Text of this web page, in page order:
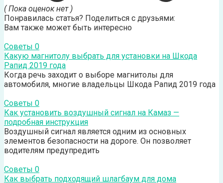
( Пока оценок нет )
Понравилась статья? Поделиться с друзьями:
Вам также может быть интересно
Советы 0
Какую магнитолу выбрать для установки на Шкода
Рапид 2019 года
Когда речь заходит о выборе магнитолы для
автомобиля, многие владельцы Шкода Рапид 2019 года
Советы 0
Как установить воздушный сигнал на Камаз —
подробная инструкция
Воздушный сигнал является одним из основных
элементов безопасности на дороге. Он позволяет
водителям предупредить
Советы 0
Как выбрать подходящий шлагбаум для дома